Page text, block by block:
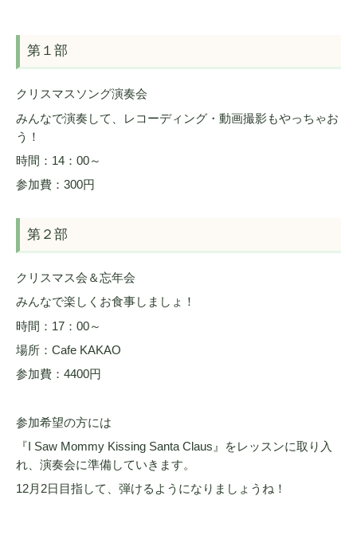
第１部
クリスマスソング演奏会
みんなで演奏して、レコーディング・動画撮影もやっちゃお
う！
時間：14：00～
参加費：300円
第２部
クリスマス会＆忘年会
みんなで楽しくお食事しましょ！
時間：17：00～
場所：Cafe KAKAO
参加費：4400円
参加希望の方には
『I Saw Mommy Kissing Santa Claus』をレッスンに取り入
れ、演奏会に準備していきます。
12月2日目指して、弾けるようになりましょうね！